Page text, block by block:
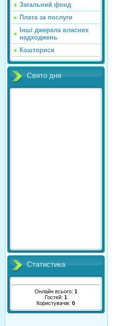
Загальний фонд
Плата за послуги
Інші джерела власних
надходжень
Кошториси
Свято дня
Статистика
Онлайн всього: 1
Гостей: 1
Користувачів:0